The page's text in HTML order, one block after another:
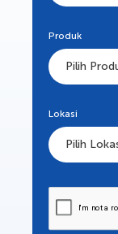
Produk
Lokasi